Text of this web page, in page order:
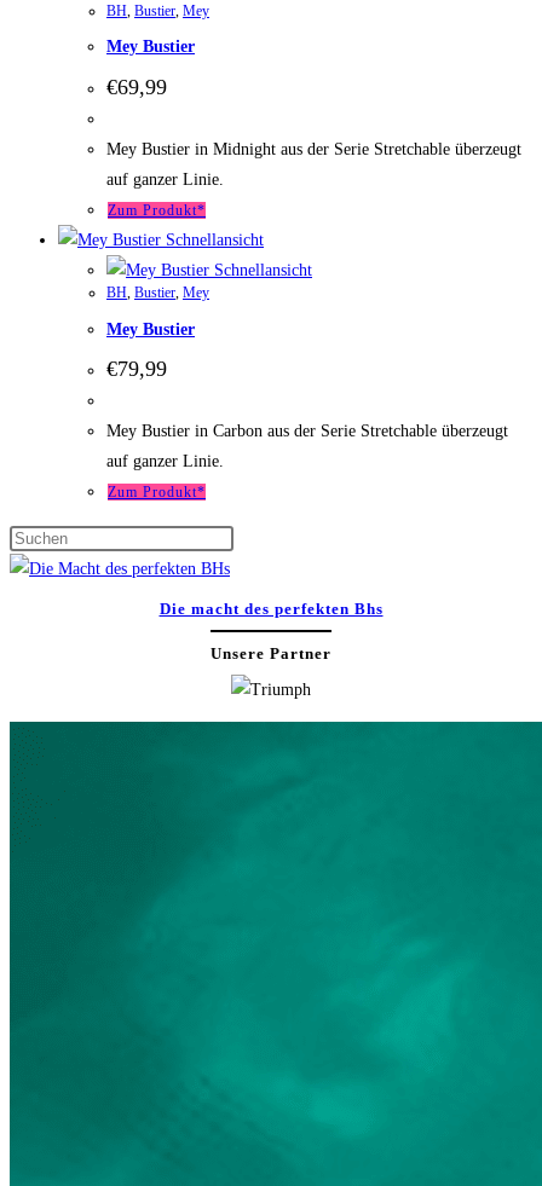
BH Bustier Mey
Mey Bustier
€69,99
Mey Bustier in Midnight aus der Serie Stretchable überzeugt
auf ganzer Linie.
Zum Produkt*
Schnellansicht
Schnellansicht
BH, Bustier, Mey
Mey Bustier
€79,99
Mey Bustier in Carbon aus der Serie Stretchable überzeugt
auf ganzer Linie.
Zum Produkt*
close
the
search
panel.
Die macht des perfekten Bhs
Unsere Partner